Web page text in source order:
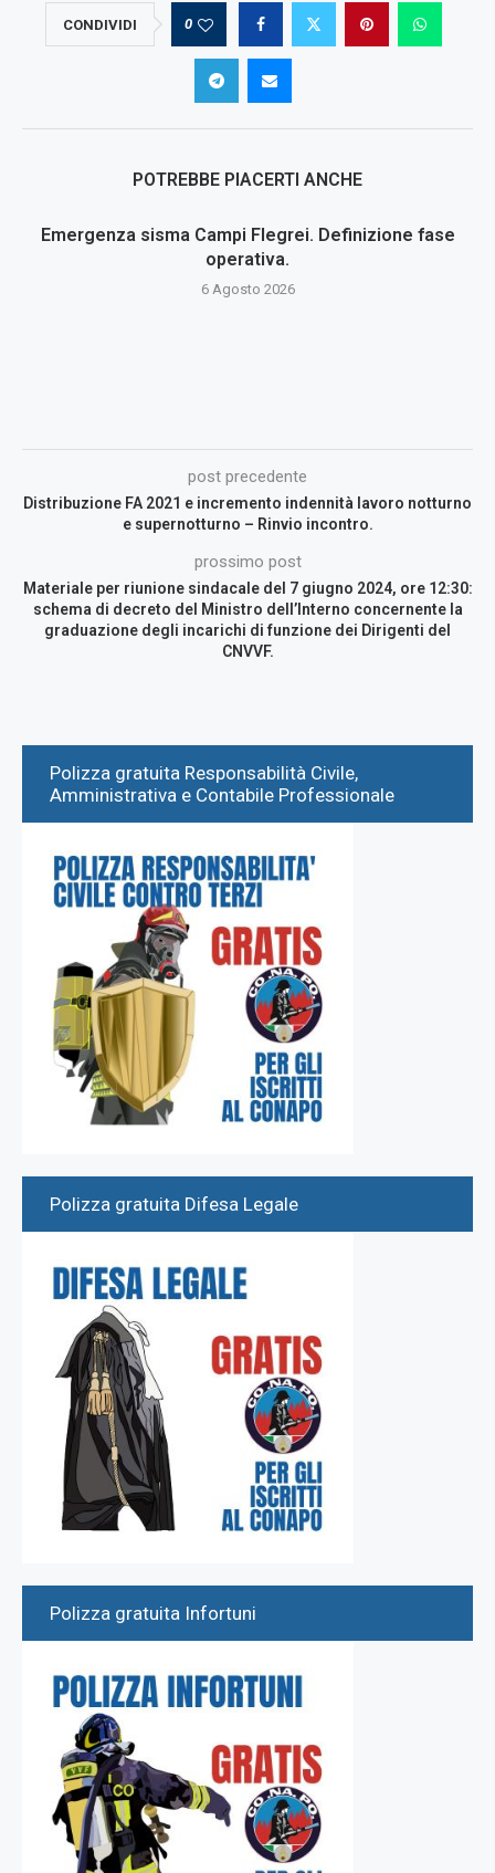
CONDIVIDI 0
POTREBBE PIACERTI ANCHE
Emergenza sisma Campi Flegrei. Definizione fase
operativa.
6 Agosto 2026
post precedente
Distribuzione FA 2021 e incremento indennità lavoro notturno
e supernotturno – Rinvio incontro.
prossimo post
Materiale per riunione sindacale del 7 giugno 2024, ore 12:30:
schema di decreto del Ministro dell’Interno concernente la
graduazione degli incarichi di funzione dei Dirigenti del
CNVVF.
Polizza gratuita Responsabilità Civile,
Amministrativa e Contabile Professionale
Polizza gratuita Difesa Legale
Polizza gratuita Infortuni